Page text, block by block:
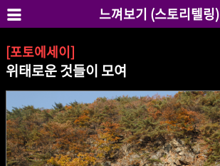
느껴보기 (스토리텔링)
[포토에세이]
위태로운 것들이 모여